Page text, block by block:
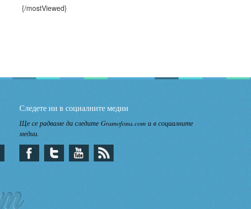
{/mostViewed}
Следете ни в социалните медии
Ще се радваме да следите Gramofona.com и в социалните
медии.